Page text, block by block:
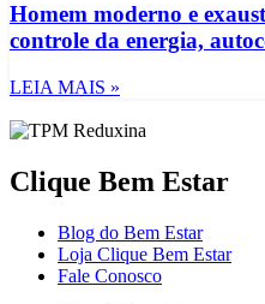
Homem moderno e
controle da energia,
LEIA MAIS »
Clique Bem Estar
Blog do Bem Estar
Loja Clique Bem Estar
Fale Conosco